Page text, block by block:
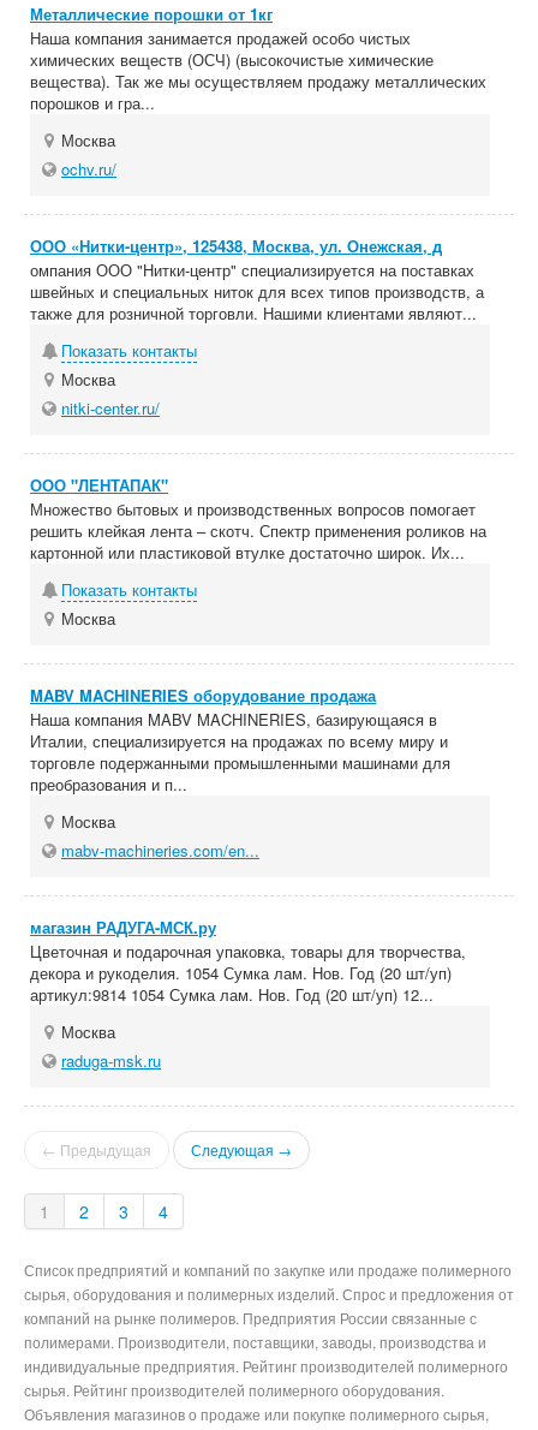
Металлические порошки от 1кг
Наша компания занимается продажей особо чистых
химических веществ (ОСЧ) (высокочистые химические
вещества). Так же мы осуществляем продажу металлических
порошков и гра...
Москва
ochv.ru/
ООО «Нитки-центр», 125438, Москва, ул. Онежская, д
омпания ООО "Нитки-центр" специализируется на поставках
швейных и специальных ниток для всех типов производств, а
также для розничной торговли. Нашими клиентами являют...
Показать контакты
Москва
nitki-center.ru/
ООО "ЛЕНТАПАК"
Множество бытовых и производственных вопросов помогает
решить клейкая лента – скотч. Спектр применения роликов на
картонной или пластиковой втулке достаточно широк. Их...
Показать контакты
Москва
MABV MACHINERIES оборудование продажа
Наша компания MABV MACHINERIES, базирующаяся в
Италии, специализируется на продажах по всему миру и
торговле подержанными промышленными машинами для
преобразования и п...
Москва
mabv-machineries.com/en...
магазин РАДУГА-МСК.ру
Цветочная и подарочная упаковка, товары для творчества,
декора и рукоделия. 1054 Сумка лам. Нов. Год (20 шт/уп)
артикул:9814 1054 Сумка лам. Нов. Год (20 шт/уп) 12...
Москва
raduga-msk.ru
← Предыдущая Следующая →
1 2 3 4
Список предприятий и компаний по закупке или продаже полимерного
сырья, оборудования и полимерных изделий. Спрос и предложения от
компаний на рынке полимеров. Предприятия России связанные с
полимерами. Производители, поставщики, заводы, производства и
индивидуальные предприятия. Рейтинг производителей полимерного
сырья. Рейтинг производителей полимерного оборудования.
Объявления магазинов о продаже или покупке полимерного сырья,